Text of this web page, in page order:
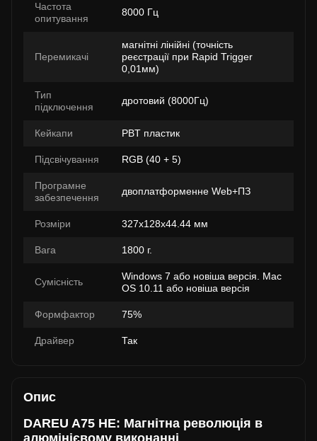
Частота
опитування
8000 Гц
Перемикачі
магнітні лінійні (точність
реєстрації при Rapid Trigger
0,01мм)
Тип
підключення
дротовий (8000Гц)
Кейкапи PBT пластик
Підсвічування RGB (40 + 5)
Програмне
забезпечення
двоплатформенне Web+ПЗ
Розміри 327х128х44.44 мм
Вага 1800 г.
Сумісність
Windows 7 або новіша версія. Mac
OS 10.11 або новіша версія
Формфактор 75%
Драйвер Так
Опис
DAREU A75 HE: Магнітна революція в
алюмінієвому виконанні